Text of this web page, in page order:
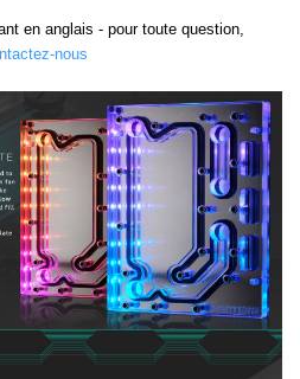
en anglais - pour toute question,
nous